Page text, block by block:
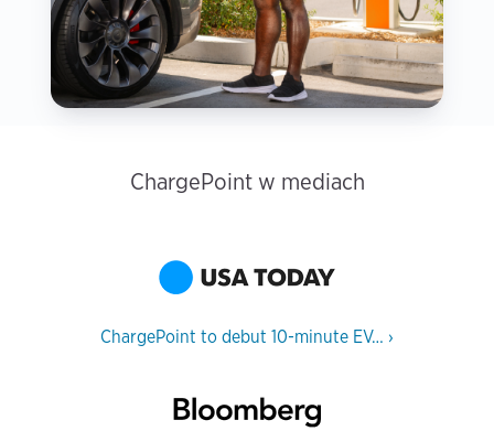
ChargePoint w mediach
ChargePoint to debut 10-minute EV… ›